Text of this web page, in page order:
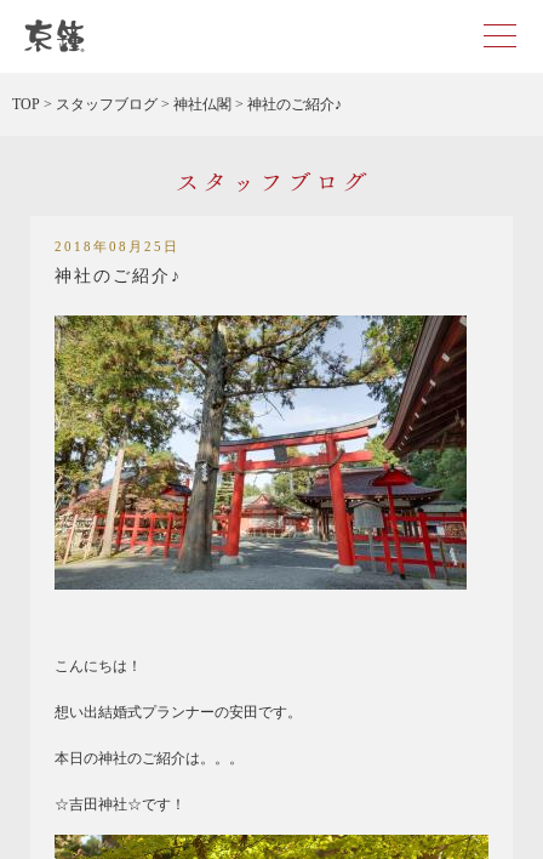
TOP > スタッフブログ > 神社仏閣 > 神社のご紹介♪
スタッフブログ
2018年08月25日
神社のご紹介♪
こんにちは！
想い出結婚式プランナーの安田です。
本日の神社のご紹介は。。。
☆吉田神社☆です！